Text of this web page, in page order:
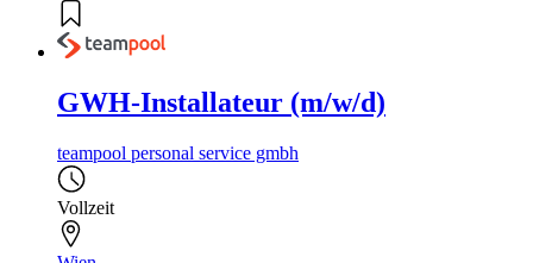
GWH-Installateur (m/w/d)
teampool personal service gmbh
Vollzeit